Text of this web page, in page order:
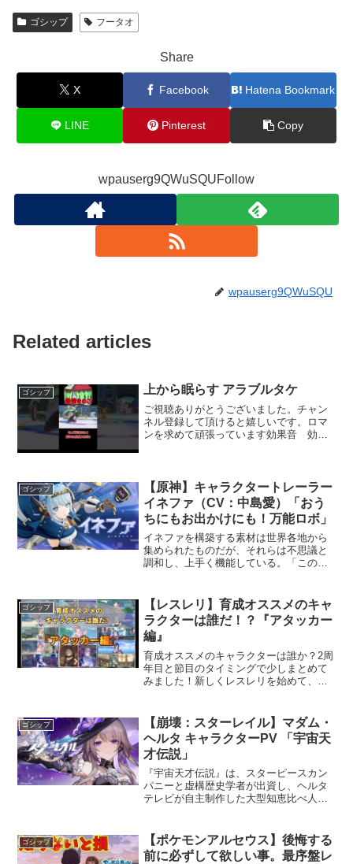
ゴシップ フータオ
Share
X Facebook Hatena Bookmark
LINE Pinterest Copy
wpauserg9QWuSQUFollow
wpauserg9QWuSQU
Related articles
ゴシップ 上から眠らす アラブルタケ
ご視聴ありがとうございました。チャン
ネル登録して頂けると嬉しいです。ロマ
ンを求めて頑張っています効果音 効果
て非常に注目されて...
ゴシップ
【原神】キャラクタートレーラー
イネファ（CV：中島愛）「おう
ちにもお出かけにも！万能ロボ」
イネファを構築する素材は世界各地から
集められたものだが、それらは不思議と
調和し、上手く機能している。「このナ
に来る運命だったのかもね。」ーーーー
ーーーーーーーーーーオー...
ゴシップ
【レスレリ】育成オススメのキャ
ラクターは誰だ！？『アタッカー
編』
育成オススメのキャラクターは誰か？2周
年目と節目のタイミングで少しまとめて
みました！新しくレスレリを始めて、誰
属性1:25 氷属性2:02 雷属性2:44 ...
ゴシップ
【崩壊：スターレイル】マダム・
ヘルタ キャラクターPV 「宇宙天
才伝説」
『宇宙天才伝説』は、スターピースカン
パニーと虚構歴史学者が出資し、ヘルタ
テレビが自主制作した大型知恵比べ人形
現実社会の人材を風刺しています。▼キ
ャストマダム・ヘルタ C...
ゴシップ
【ポケモンアルセウス】後悔する
前に必ずして欲しい事。最序盤レ